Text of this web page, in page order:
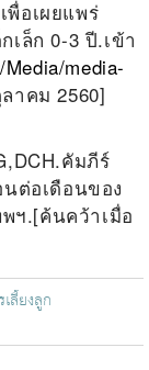
อเผยแพร่
ล็ก 0-3 ปี.เข้า
media-
าคม 2560]
คัมภีร์
ต่อเดือนของ
ฯ.[ค้นคว้าเมื่อ
ลี้ยงลูก